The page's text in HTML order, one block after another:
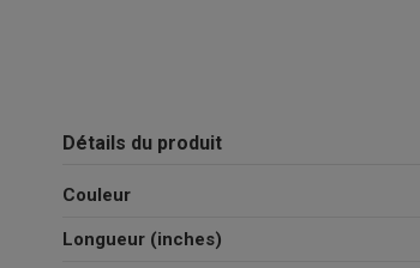
Détails du produit
Couleur
Longueur (inches)